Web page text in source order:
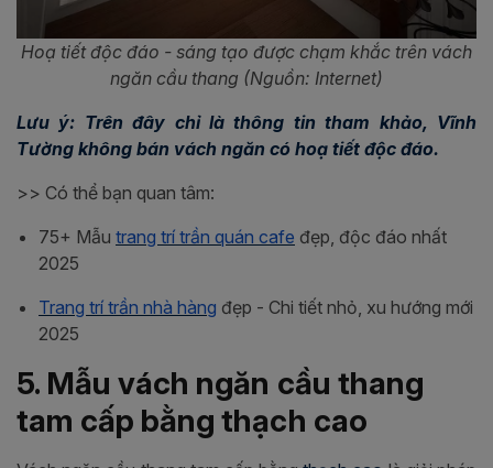
Hoạ tiết độc đáo - sáng tạo được chạm khắc trên vách
ngăn cầu thang (Nguồn: Internet)
Lưu ý: Trên đây chỉ là thông tin tham khảo, Vĩnh
Tường không bán vách ngăn có hoạ tiết độc đáo.
>> Có thể bạn quan tâm:
75+ Mẫu trang trí trần quán cafe đẹp, độc đáo nhất
2025
Trang trí trần nhà hàng đẹp - Chi tiết nhỏ, xu hướng mới
2025
5. Mẫu vách ngăn cầu thang
tam cấp bằng thạch cao